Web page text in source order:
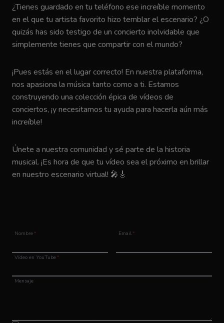
¿Tienes guardado en tu teléfono ese increíble momento
en el que tu artista favorito hizo temblar el escenario? ¿O
quizás has sido testigo de un concierto inolvidable que
simplemente tienes que compartir con el mundo?
¡Pues estás en el lugar correcto! En nuestra plataforma,
nos apasiona la música tanto como a ti. Estamos
construyendo una colección épica de vídeos de
conciertos, ¡y necesitamos tu ayuda para hacerla aún más
increíble!
Únete a nuestra comunidad y sé parte de la historia
musical. ¡Es hora de que tu vídeo sea el próximo en brillar
en nuestro escenario virtual! 🎤🎸
Nombre* Email*
Vídeo en YouTube*
Mensaje